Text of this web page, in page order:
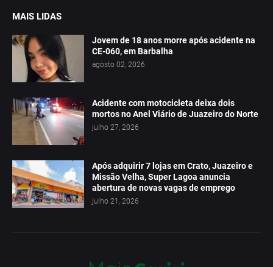
MAIS LIDAS
Jovem de 18 anos morre após acidente na
CE-060, em Barbalha
agosto 02, 2026
Acidente com motocicleta deixa dois
mortos no Anel Viário de Juazeiro do Norte
julho 27, 2026
Após adquirir 7 lojas em Crato, Juazeiro e
Missão Velha, Super Lagoa anuncia
abertura de novas vagas de emprego
julho 21, 2026